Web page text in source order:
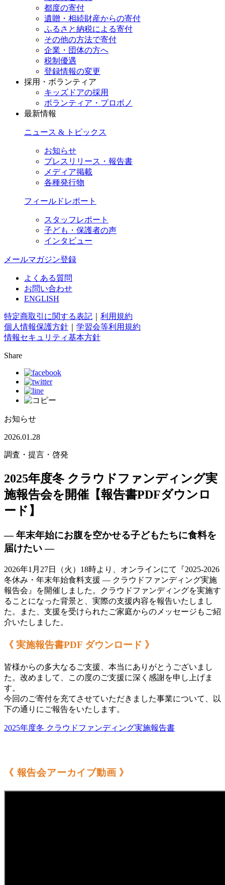
都度の寄付
遺贈・相続財産からの寄付
ふるさと納税による寄付
その他の方法で寄付
企業・団体の方へ
税制優遇
登録情報の変更
採用・ボランティア
キッズドアの採用
ボランティア・プロボノ
最新情報
ニュース & トピックス
お知らせ
プレスリリース・報告書
メディア掲載
各種発行物
フィールドレポート
スタッフレポート
子ども・保護者の声
インタビュー
メールマガジン登録
よくある質問
お問い合わせ
ENGLISH
特定商取引に関する表記
利用規約
個人情報保護方針
学習会等利用規約
情報セキュリティ基本方針
Share
お知らせ
2026.01.28
調査・提言・啓発
2025年度冬 クラウドファンディング実
施報告会を開催【報告書PDFダウンロ
ード】
― 年末年始にお腹を空かせる子どもたちに食料を
届けたい ―
2026年1月27日（火）18時より、オンラインにて『2025-2026
冬休み・年末年始食料支援 ― クラウドファンディング実施
報告会』を開催しました。クラウドファンディングを実施す
ることになった背景と、実際の支援内容を報告いたしまし
た。また、支援を受けられたご家庭からのメッセージもご紹
介いたしました。
《 実施報告書PDF ダウンロード 》
皆様からの多大なるご支援、本当にありがとうございまし
た。改めまして、この度のご支援に深く感謝を申し上げま
す。
今回のご寄付を充てさせていただきました事業について、以
下の通りにご報告をいたします。
2025年度冬 クラウドファンディング実施報告書
《 報告会アーカイブ動画 》